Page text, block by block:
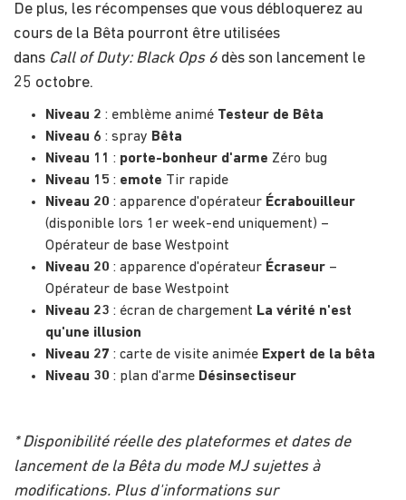
De plus, les récompenses que vous débloquerez au
cours de la Bêta pourront être utilisées
dans Call of Duty: Black Ops 6 dès son lancement le
25 octobre.
Niveau 2 : emblème animé Testeur de Bêta
Niveau 6 : spray Bêta
Niveau 11 : porte-bonheur d'arme Zéro bug
Niveau 15 : emote Tir rapide
Niveau 20 : apparence d'opérateur Écrabouilleur
(disponible lors 1er week-end uniquement) –
Opérateur de base Westpoint
Niveau 20 : apparence d'opérateur Écraseur –
Opérateur de base Westpoint
Niveau 23 : écran de chargement La vérité n'est
qu'une illusion
Niveau 27 : carte de visite animée Expert de la bêta
Niveau 30 : plan d'arme Désinsectiseur
* Disponibilité réelle des plateformes et dates de
lancement de la Bêta du mode MJ sujettes à
modifications. Plus d'informations sur